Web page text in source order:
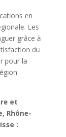
en
Les
grâce à
du
pour la
et
Rhône-
: